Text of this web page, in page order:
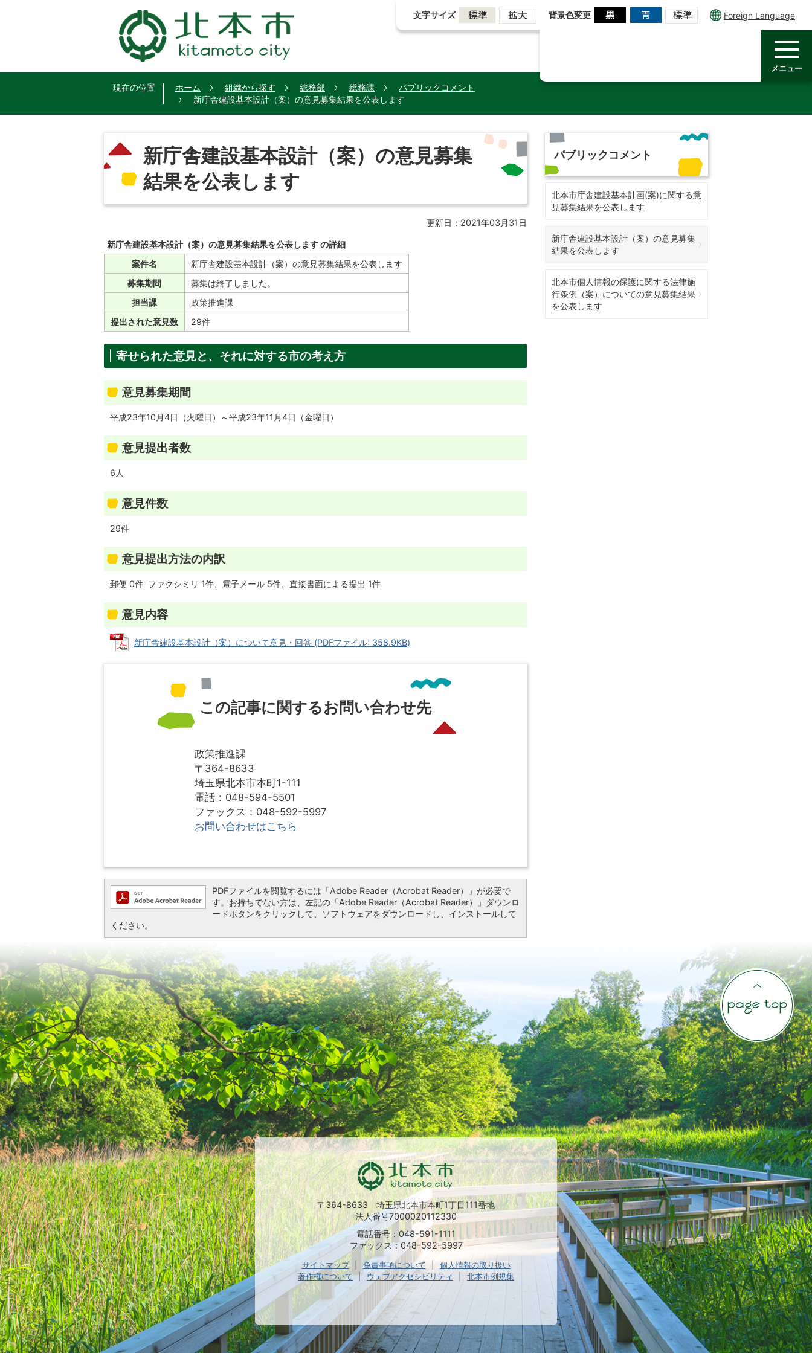
文字サイズ 背景色変更 Foreign Language
メニュー
現在の位置 ホーム 組織から探す 総務部 総務課
パブリックコメント
新庁舎建設基本設計（案）の意見募集結果を公表します
新庁舎建設基本設計（案）の意見募集
結果を公表します
更新日：2021年03月31日
新庁舎建設基本設計（案）の意見募集結果を公表します の詳細
案件名
新庁舎建設基本設計（案）の意見募集結果を公表します
募集期間
募集は終了しました。
担当課
政策推進課
提出された意見数
29件
寄せられた意見と、それに対する市の考え方
意見募集期間
平成23年10月4日（火曜日）～平成23年11月4日（金曜日）
意見提出者数
6人
意見件数
29件
意見提出方法の内訳
郵便 0件 ファクシミリ 1件、電子メール 5件、直接書面による提出 1件
意見内容
新庁舎建設基本設計（案）について意見・回答 (PDFファイル: 358.9KB)
この記事に関するお問い合わせ先
政策推進課
〒364-8633
埼玉県北本市本町1-111
電話：048-594-5501
ファックス：048-592-5997
お問い合わせはこちら
PDFファイルを閲覧するには「Adobe Reader（Acrobat Reader）」が必要で
す。お持ちでない方は、左記の「Adobe Reader（Acrobat Reader）」ダウンロ
ードボタンをクリックして、ソフトウェアをダウンロードし、インストールして
ください。
パブリックコメント
北本市庁舎建設基本計画(案)に関する意
見募集結果を公表します
新庁舎建設基本設計（案）の意見募集
結果を公表します
北本市個人情報の保護に関する法律施
行条例（案）についての意見募集結果
を公表します
〒364-8633 埼玉県北本市本町1丁目111番地
法人番号7000020112330
電話番号：048-591-1111
ファックス：048-592-5997
サイトマップ 免責事項について
個人情報の取り扱い
著作権について
ウェブアクセシビリティ 北本市例規集